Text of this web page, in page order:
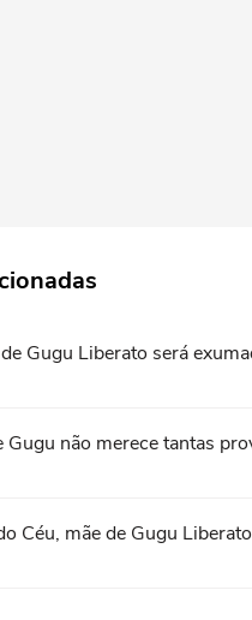
Gugu Liberato será
Gugu não merece tantas
Céu, mãe de Gugu